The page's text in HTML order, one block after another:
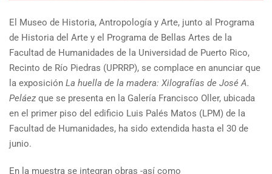
El Museo de Historia, Antropología y Arte, junto al Programa
de Historia del Arte y el Programa de Bellas Artes de la
Facultad de Humanidades de la Universidad de Puerto Rico,
Recinto de Río Piedras (UPRRP), se complace en anunciar que
la exposición La huella de la madera: Xilografías de José A.
Peláez que se presenta en la Galería Francisco Oller, ubicada
en el primer piso del edificio Luis Palés Matos (LPM) de la
Facultad de Humanidades, ha sido extendida hasta el 30 de
junio.
En la muestra se integran obras -así como